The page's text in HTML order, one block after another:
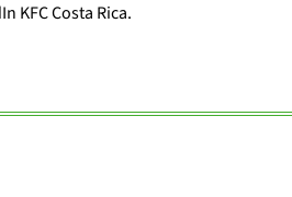
KFC Costa Rica.